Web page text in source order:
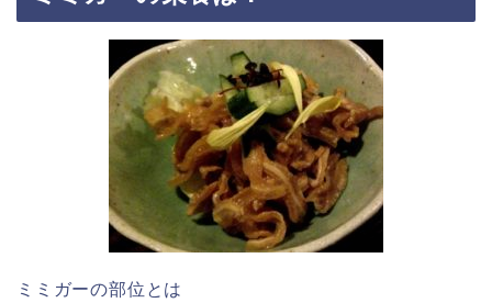
ミミガーの部位とは